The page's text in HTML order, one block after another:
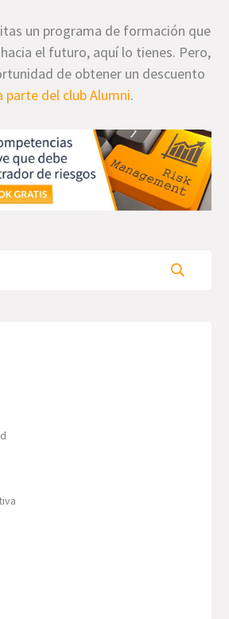
un programa de formación que
el futuro, aquí lo tienes. Pero,
de obtener un descuento
parte del club Alumni.